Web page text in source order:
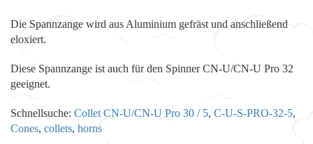
Die Spannzange wird aus Aluminium gefräst und anschließend
eloxiert.
Diese Spannzange ist auch für den Spinner CN-U/CN-U Pro 32
geeignet.
Schnellsuche: Collet CN-U/CN-U Pro 30 / 5, C-U-S-PRO-32-5,
Cones, collets, horns